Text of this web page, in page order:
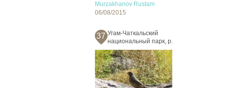
Murzakhanov Rustam
06/08/2015
37 Угам-Чаткальский
национальный парк, р.